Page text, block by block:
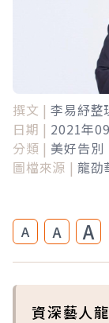
撰文 | 李易紓整
日期 | 2021年
分類 | 美好告別
圖檔來源 | 龍劭
A A A
資深藝人